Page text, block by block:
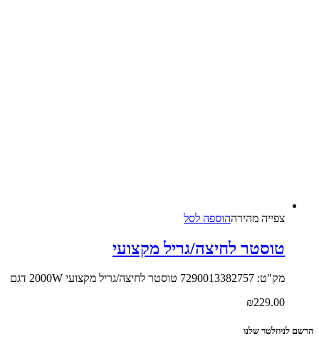
צפייה‬ ‫מהירה‬הוספה לסל
טוסטר לחיצה/גריל מקצועי
מק"ט: 7290013382757 טוסטר לחיצה/גריל מקצועי 2000W דגם
₪229.00
הרשם לניוזלטר שלנו